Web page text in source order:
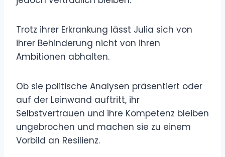
Trotz ihrer Erkrankung lässt Julia sich von
ihrer Behinderung nicht von ihren
Ambitionen abhalten.
Ob sie politische Analysen präsentiert oder
auf der Leinwand auftritt, ihr
Selbstvertrauen und ihre Kompetenz bleiben
ungebrochen und machen sie zu einem
Vorbild an Resilienz.